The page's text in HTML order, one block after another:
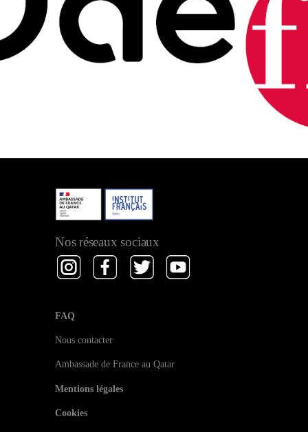
Nos réseaux sociaux
FAQ
Nous contacter
Ambassade de France au Qatar
Mentions légales
Cookies